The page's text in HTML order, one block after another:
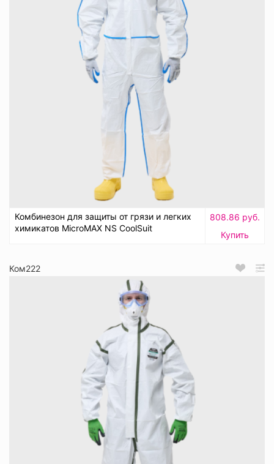
Комбинезон для защиты от грязи и легких
химикатов MicroMAX NS CoolSuit
808.86 руб.
Купить
Ком222